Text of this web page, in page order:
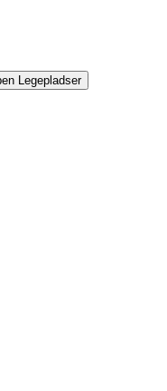
Legepladser